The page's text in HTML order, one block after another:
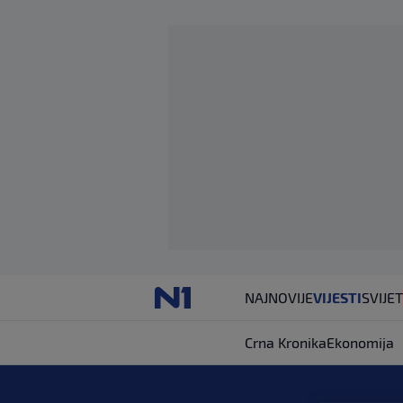
NAJNOVIJEVIJESTISVIJET
Crna KronikaEkonomija